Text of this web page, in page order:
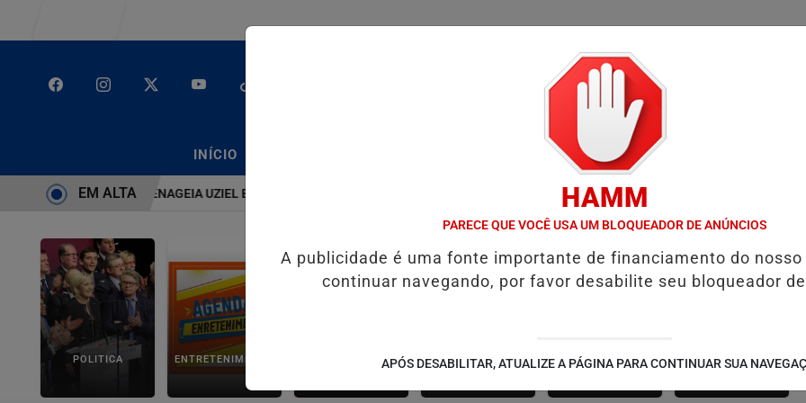
INÍCIO COLUNAS / EMPREGOS
É BRUTO” HOMENAGEIA UZIEL BUENO NO TERRAÇO MINEIRO SALVADOR RECEBE A SMART FIT RUN EM AGOSTO: ESPORTE,
EM ALTA
POLITICA ENTRETENIMENTO SALVADOR AQUI! SÃO JOÃO 2.6
NOTÍCIAS
FUTEBOL
HAMM
PARECE QUE VOCÊ USA UM BLOQUEADOR DE ANÚNCIOS
A publicidade é uma fonte importante de financiamento do nosso
continuar navegando, por favor desabilite seu bloqueador
APÓS DESABILITAR, ATUALIZE A PÁGINA PARA CONTINUAR SUA